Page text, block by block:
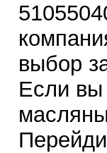
выбор
Если